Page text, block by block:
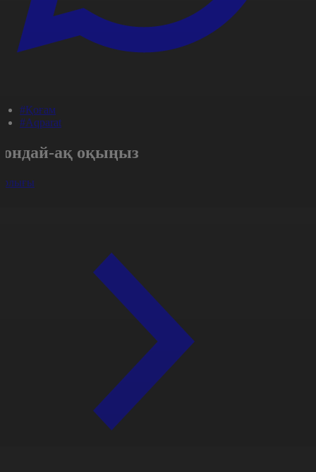
#Қоғам
#Aqparat
ақ оқыңыз